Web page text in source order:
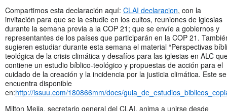
Compartimos esta declaración aquí: CLAI declaracion, con la
invitación para que se la estudie en los cultos, reuniones de iglesias
durante la semana previa a la COP 21; que se envíe a gobiernos y
representantes de los países que participarán en la COP 21.
sugieren estudiar durante esta semana el material “Perspectivas
teológica de la crisis climática y desafíos para las iglesias en ALC
contiene un estudio bíblico-teológico y propuestas de acción para el
cuidado de la creación y la incidencia por la justicia climática. Este se
encuentra disponible
en:http://issuu.com/180866mm/docs/
Milton Mejia, secretario general del CLAI, anima a unirse desde